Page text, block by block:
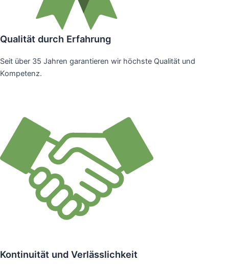
Qualität durch Erfahrung
Seit über 35 Jahren garantieren wir höchste Qualität und
Kompetenz.
Kontinuität und Verlässlichkeit